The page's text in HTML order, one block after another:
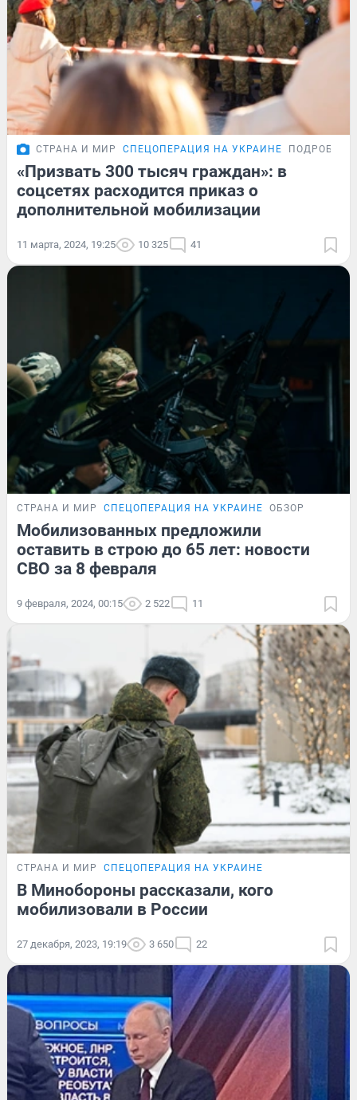
СТРАНА И МИР СПЕЦОПЕРАЦИЯ НА УКРАИНЕ
«Призвать 300 тысяч граждан»: в
соцсетях расходится приказ о
дополнительной мобилизации
11 марта, 2024, 19:25 10 325 41
СТРАНА И МИР СПЕЦОПЕРАЦИЯ НА УКРАИНЕ ОБЗОР
Мобилизованных предложили
оставить в строю до 65 лет: новости
СВО за 8 февраля
9 февраля, 2024, 00:15 2 522 11
СТРАНА И МИР СПЕЦОПЕРАЦИЯ НА УКРАИНЕ
В Минобороны рассказали, кого
мобилизовали в России
27 декабря, 2023, 19:19 3 650 22